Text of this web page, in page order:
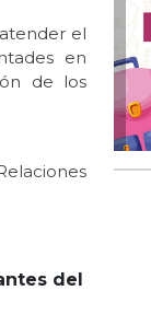
el
en
de los
del
a